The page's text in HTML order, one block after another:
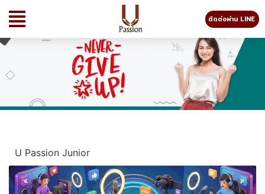
ติดต่อผ่าน LINE
U Passion Junior